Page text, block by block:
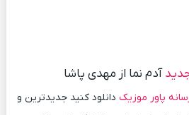
آدم نما از مهدی پاشا
پاور موزیک دانلود کنید جدیدترین و